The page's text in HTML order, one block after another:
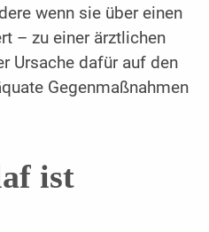
wenn sie über einen
– zu einer ärztlichen
Ursache dafür auf den
Gegenmaßnahmen
ist